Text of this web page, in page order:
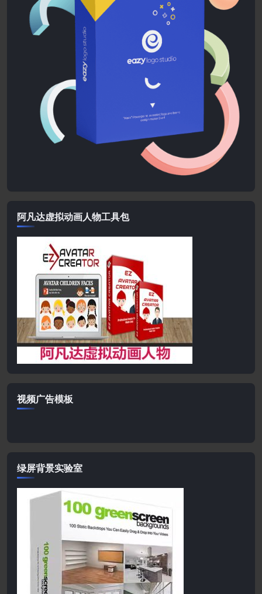
阿凡达虚拟动画人物工具包
视频广告模板
绿屏背景实验室